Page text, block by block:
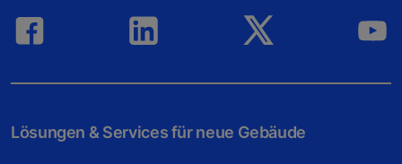
Lösungen & Services für neue Gebäude